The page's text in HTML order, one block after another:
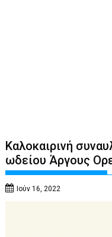
Καλοκαιρινή
ωδείου Άργους
Ιούν 16, 2022